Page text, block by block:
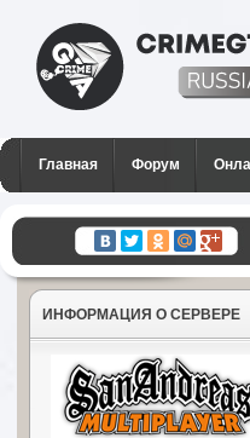
CrimeGTA RP -
сервер SAMP
Главная Форум
ИНФОРМАЦИЯ О СЕРВЕРЕ